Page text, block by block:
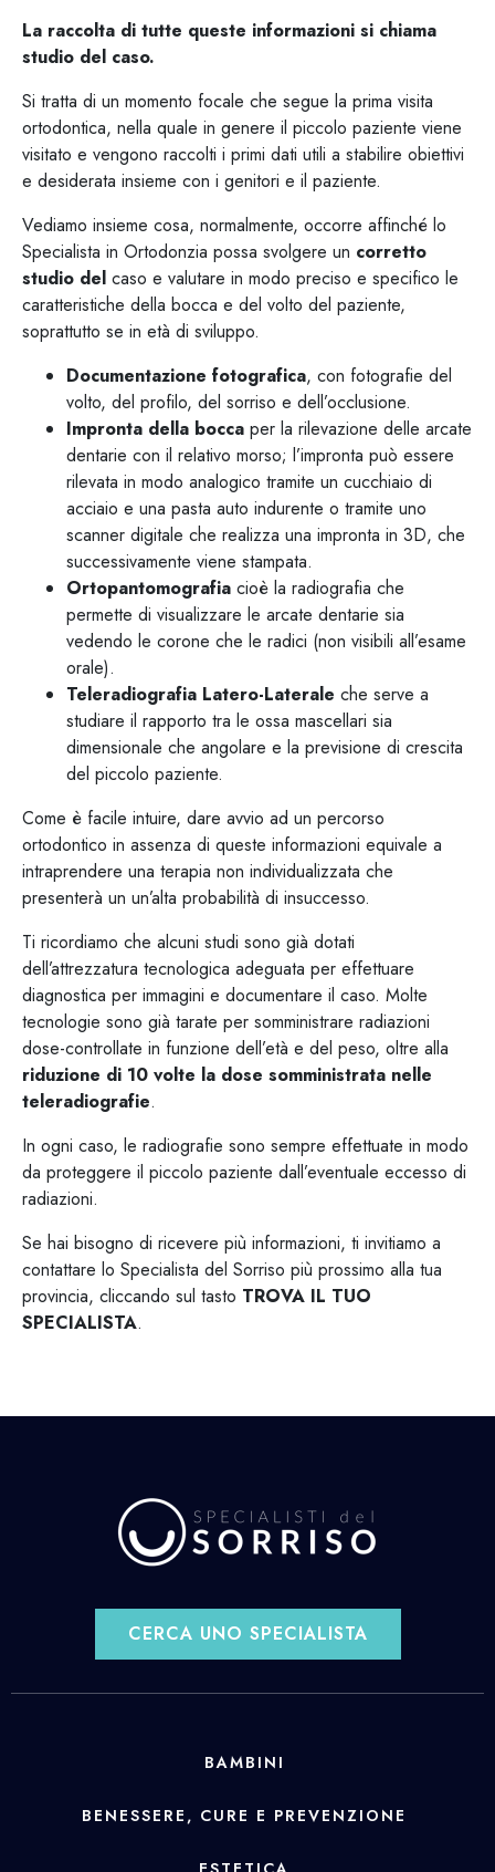
La raccolta di tutte queste informazioni si chiama
studio del caso.
Si tratta di un momento focale che segue la prima visita
ortodontica, nella quale in genere il piccolo paziente viene
visitato e vengono raccolti i primi dati utili a stabilire obiettivi
e desiderata insieme con i genitori e il paziente.
Vediamo insieme cosa, normalmente, occorre affinché lo
Specialista in Ortodonzia possa svolgere un corretto
studio del caso e valutare in modo preciso e specifico le
caratteristiche della bocca e del volto del paziente,
soprattutto se in età di sviluppo.
Documentazione fotografica, con fotografie del
volto, del profilo, del sorriso e dell’occlusione.
Impronta della bocca per la rilevazione delle arcate
dentarie con il relativo morso; l’impronta può essere
rilevata in modo analogico tramite un cucchiaio di
acciaio e una pasta auto indurente o tramite uno
scanner digitale che realizza una impronta in 3D, che
successivamente viene stampata.
Ortopantomografia cioè la radiografia che
permette di visualizzare le arcate dentarie sia
vedendo le corone che le radici (non visibili all’esame
orale).
Teleradiografia Latero-Laterale che serve a
studiare il rapporto tra le ossa mascellari sia
dimensionale che angolare e la previsione di crescita
del piccolo paziente.
Come è facile intuire, dare avvio ad un percorso
ortodontico in assenza di queste informazioni equivale a
intraprendere una terapia non individualizzata che
presenterà un un’alta probabilità di insuccesso.
Ti ricordiamo che alcuni studi sono già dotati
dell’attrezzatura tecnologica adeguata per effettuare
diagnostica per immagini e documentare il caso. Molte
tecnologie sono già tarate per somministrare radiazioni
dose-controllate in funzione dell’età e del peso, oltre alla
riduzione di 10 volte la dose somministrata nelle
teleradiografie.
In ogni caso, le radiografie sono sempre effettuate in modo
da proteggere il piccolo paziente dall’eventuale eccesso di
radiazioni.
Se hai bisogno di ricevere più informazioni, ti invitiamo a
contattare lo Specialista del Sorriso più prossimo alla tua
provincia, cliccando sul tasto TROVA IL TUO
SPECIALISTA.
CERCA UNO SPECIALISTA
BAMBINI
BENESSERE, CURE E PREVENZIONE